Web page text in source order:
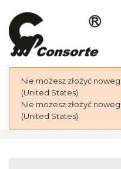
Nie możesz złożyć
(United States).
Nie możesz złożyć
(United States).